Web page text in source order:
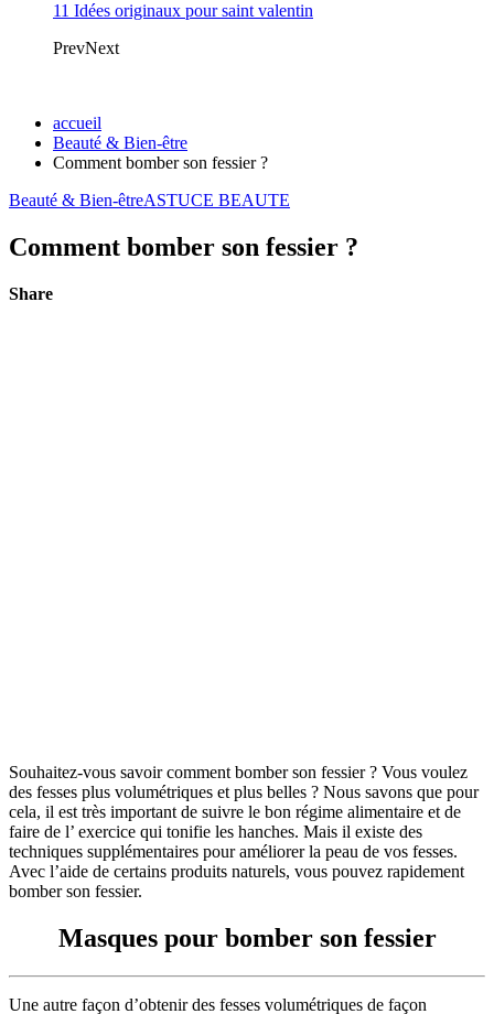
11 Idées originaux pour saint valentin
PrevNext
accueil
Beauté & Bien-être
Comment bomber son fessier ?
Beauté & Bien-êtreASTUCE BEAUTE
Comment bomber son fessier ?
Share
Souhaitez-vous savoir comment bomber son fessier ? Vous voulez
des fesses plus volumétriques et plus belles ? Nous savons que pour
cela, il est très important de suivre le bon régime alimentaire et de
faire de l’ exercice qui tonifie les hanches. Mais il existe des
techniques supplémentaires pour améliorer la peau de vos fesses.
Avec l’aide de certains produits naturels, vous pouvez rapidement
bomber son fessier.
Masques pour bomber son fessier
Une autre façon d’obtenir des fesses volumétriques de façon